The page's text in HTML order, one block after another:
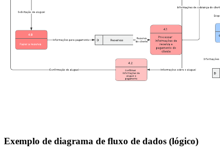
Exemplo de diagrama de fluxo de dados (lógico)